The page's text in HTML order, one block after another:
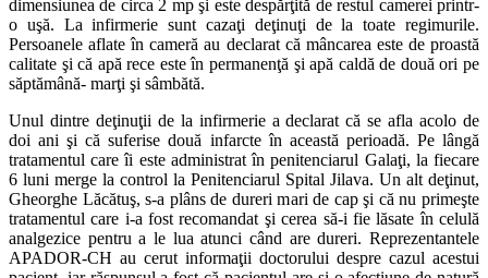
dimensiunea de circa 2 mp şi este despărţită de restul camerei printr-
o uşă. La infirmerie sunt cazaţi deţinuţi de la toate regimurile.
Persoanele aflate în cameră au declarat că mâncarea este de proastă
calitate şi că apă rece este în permanenţă şi apă caldă de două ori pe
săptămână- marţi şi sâmbătă.
Unul dintre deţinuţii de la infirmerie a declarat că se afla acolo de
doi ani şi că suferise două infarcte în această perioadă. Pe lângă
tratamentul care îi este administrat în penitenciarul Galaţi, la fiecare
6 luni merge la control la Penitenciarul Spital Jilava. Un alt deţinut,
Gheorghe Lăcătuş, s-a plâns de dureri mari de cap şi că nu primeşte
tratamentul care i-a fost recomandat şi cerea să-i fie lăsate în celulă
analgezice pentru a le lua atunci când are dureri. Reprezentantele
APADOR-CH au cerut informaţii doctorului despre cazul acestui